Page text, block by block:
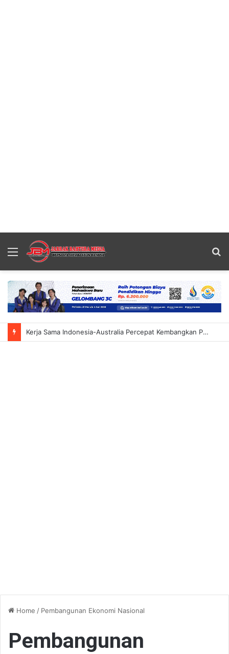
Menu
Kerja Sama Indonesia-Australia Percepat Kembangkan PLTS Atap Di Bali Fokus Transfer Teknologi Solar Panel
Home / Pembangunan Ekonomi Nasional
Pembangunan